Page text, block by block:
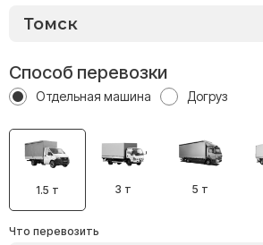
Способ перевозки
Отдельная машина Догруз
1.5 т 3 т 5 т
Что перевозить